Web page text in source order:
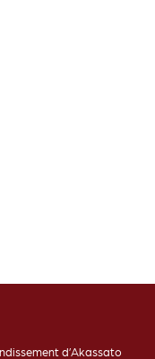
d’Akassato